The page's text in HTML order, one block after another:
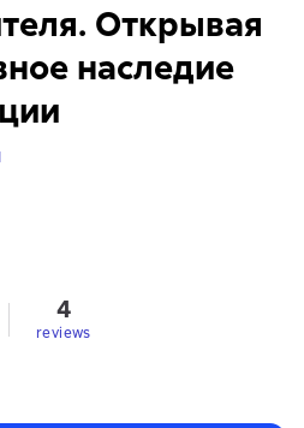
Открывая
наследие
4
reviews